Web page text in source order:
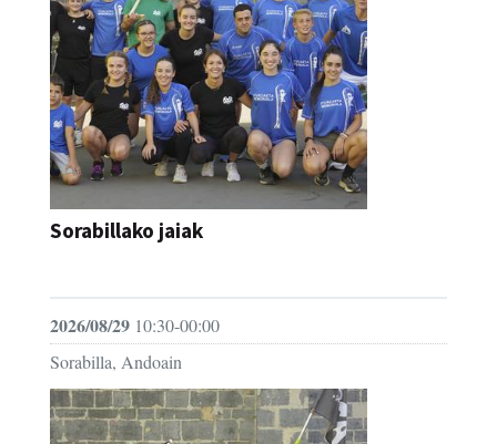
Sorabillako jaiak
2026/08/29 10:30-00:00
Sorabilla, Andoain